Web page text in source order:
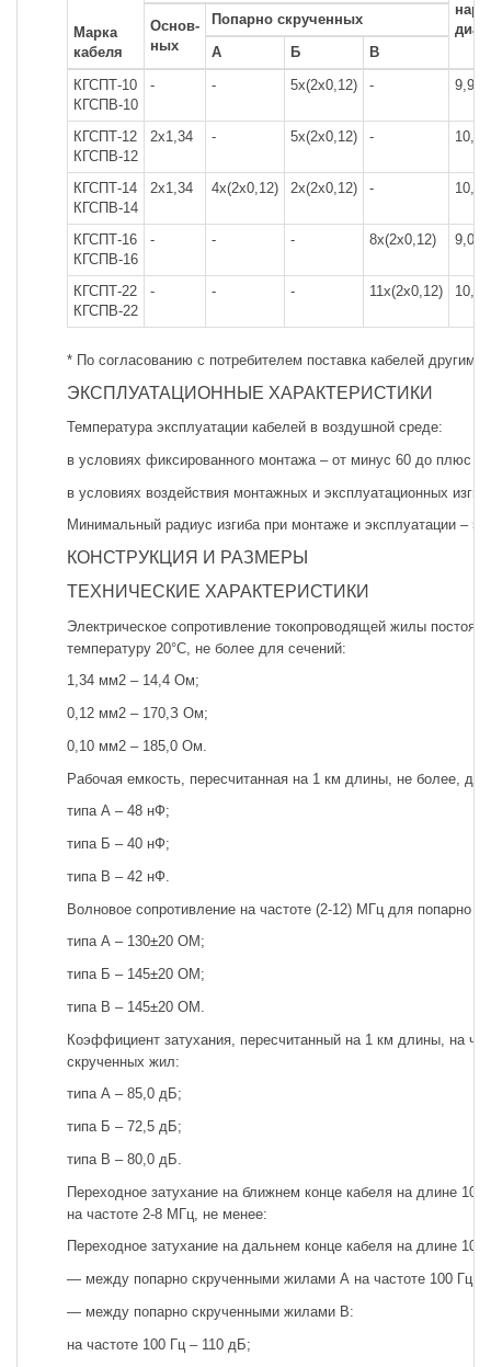
Марка
кабеля
Основ-
ных
Попарно скрученных
А
Б
В
КГСПТ-10
КГСПВ-10
- - 5х(2х0,12) - 9,9
КГСПТ-12
КГСПВ-12
2х1,34 - 5х(2х0,12) - 10,3
КГСПТ-14
КГСПВ-14
2х1,34 4х(2х0,12) 2х(2х0,12) - 10,4
КГСПТ-16
КГСПВ-16
- - - 8х(2х0,12) 9,0
КГСПТ-22
КГСПВ-22
- - - 11х(2х0,12) 10,6
* По согласованию с потребителем поставка кабелей другими
ЭКСПЛУАТАЦИОННЫЕ ХАРАКТЕРИСТИКИ
Температура эксплуатации кабелей в воздушной среде:
в условиях фиксированного монтажа – от минус 60 до плюс
в условиях воздействия монтажных и эксплуатационных
Минимальный радиус изгиба при монтаже и эксплуатации –
КОНСТРУКЦИЯ И РАЗМЕРЫ
ТЕХНИЧЕСКИЕ ХАРАКТЕРИСТИКИ
Электрическое сопротивление токопроводящей жилы
температуру 20°С, не более для сечений:
1,34 мм2 – 14,4 Ом;
0,12 мм2 – 170,З Ом;
0,10 мм2 – 185,0 Ом.
Рабочая емкость, пересчитанная на 1 км длины, не более,
типа А – 48 нФ;
типа Б – 40 нФ;
типа В – 42 нФ.
Волновое сопротивление на частоте (2-12) МГц для попарно
типа А – 130±20 ОМ;
типа Б – 145±20 ОМ;
типа В – 145±20 ОМ.
Коэффициент затухания, пересчитанный на 1 км длины, на
скрученных жил:
типа А – 85,0 дБ;
типа Б – 72,5 дБ;
типа В – 80,0 дБ.
Переходное затухание на ближнем конце кабеля на длине
на частоте 2-8 МГц, не менее:
Переходное затухание на дальнем конце кабеля на длине
— между попарно скрученными жилами А на частоте 100 Гц –
— между попарно скрученными жилами В:
на частоте 100 Гц – 110 дБ;